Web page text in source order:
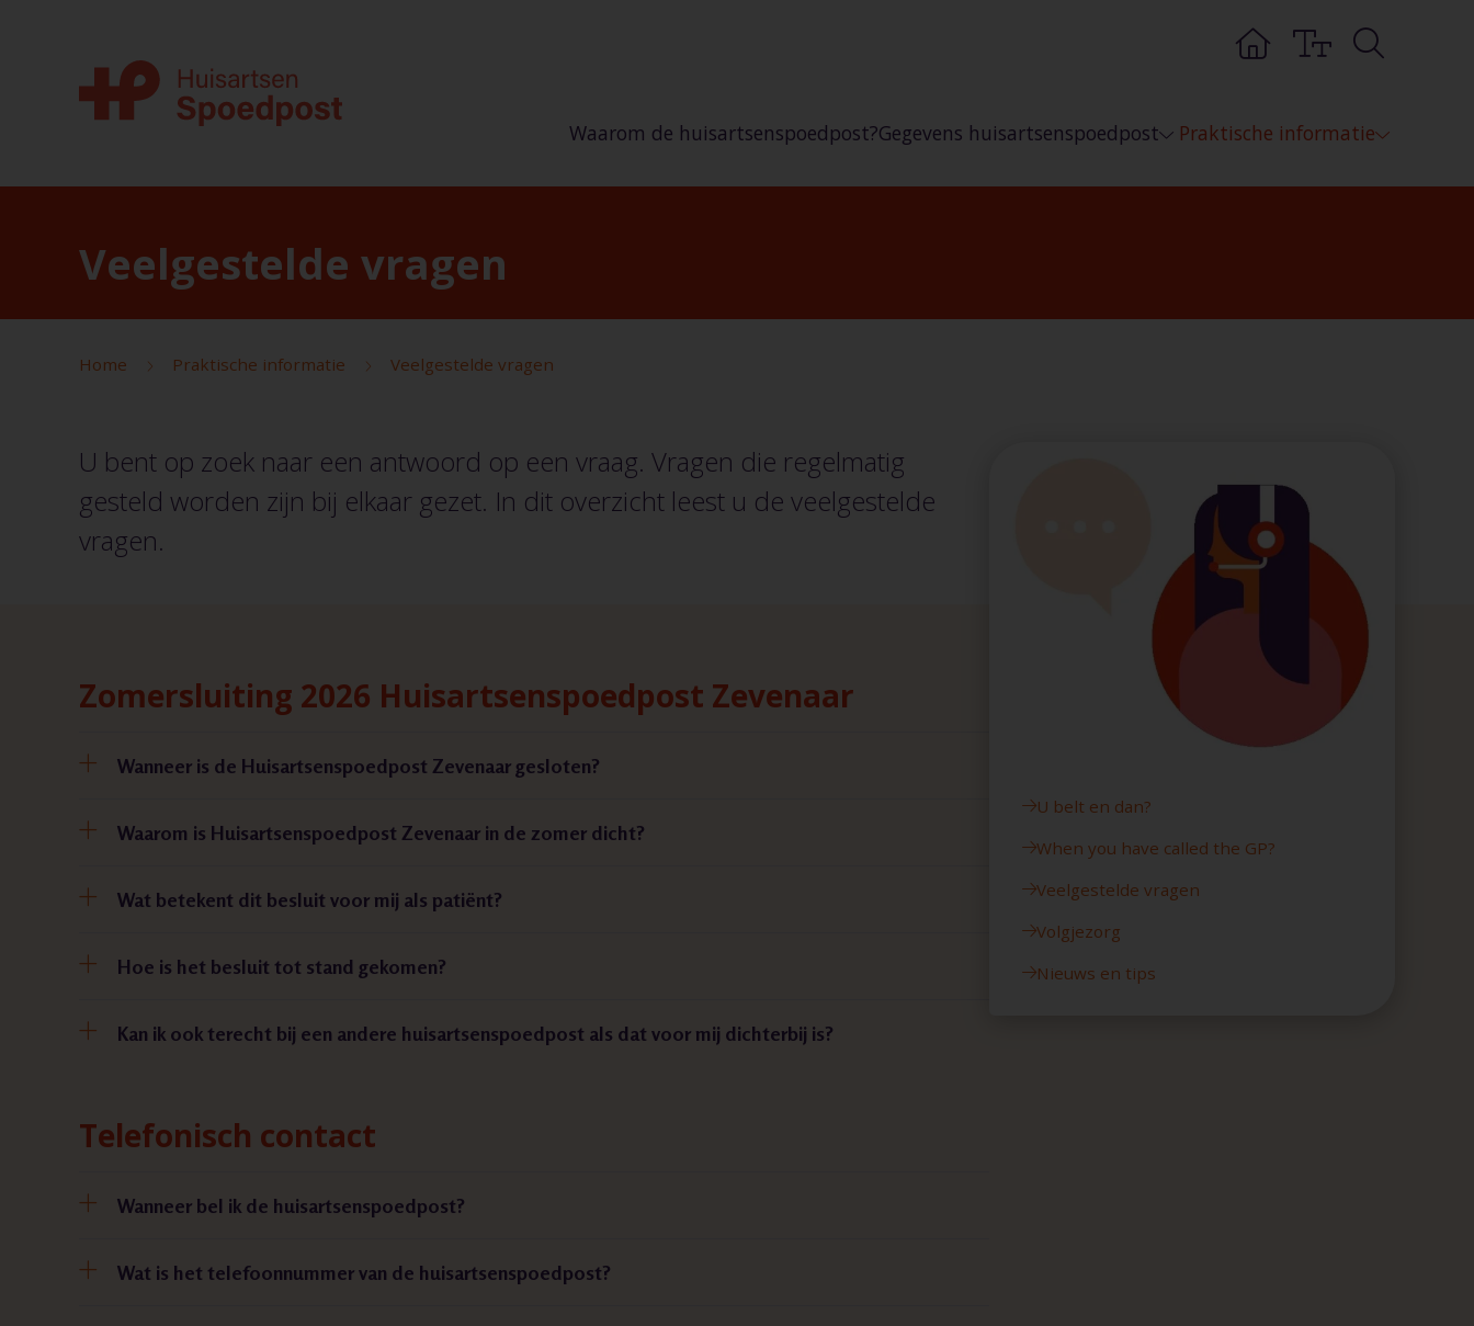
Waarom de huisartsenspoedpost?Gegevens huisartsenspoedpost Praktische informatie
Veelgestelde vragen
Home Praktische informatie Veelgestelde vragen
U bent op zoek naar een antwoord op een vraag. Vragen die regelmatig
gesteld worden zijn bij elkaar gezet. In dit overzicht leest u de veelgestelde
vragen.
U belt en dan?
When you have called the GP?
Veelgestelde vragen
Volgjezorg
Nieuws en tips
Zomersluiting 2026 Huisartsenspoedpost Zevenaar
Wanneer is de Huisartsenspoedpost Zevenaar gesloten?
Waarom is Huisartsenspoedpost Zevenaar in de zomer dicht?
Wat betekent dit besluit voor mij als patiënt?
Hoe is het besluit tot stand gekomen?
Kan ik ook terecht bij een andere huisartsenspoedpost als dat voor mij dichterbij is?
Telefonisch contact
Wanneer bel ik de huisartsenspoedpost?
Wat is het telefoonnummer van de huisartsenspoedpost?